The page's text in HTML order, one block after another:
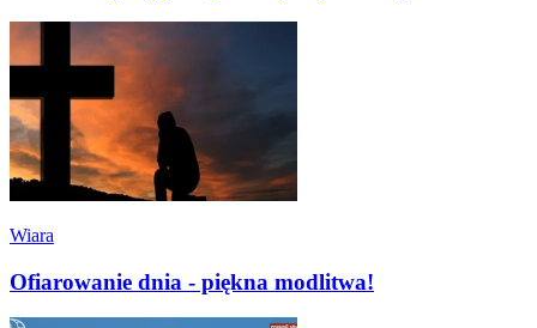
Wiara
Ofiarowanie dnia - piękna modlitwa!